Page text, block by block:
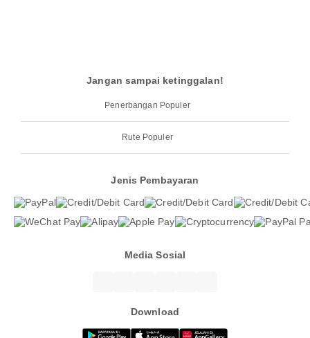
Jangan sampai ketinggalan!
Penerbangan Populer
Rute Populer
Jenis Pembayaran
Media Sosial
Download